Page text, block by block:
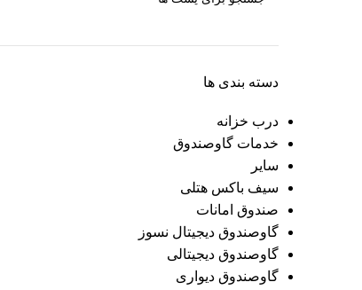
دسته بندی ها
درب خزانه
خدمات گاوصندوق
سایر
سیف باکس هتلی
صندوق امانات
گاوصندوق دیجیتال نسوز
گاوصندوق دیجیتالی
گاوصندوق دیواری